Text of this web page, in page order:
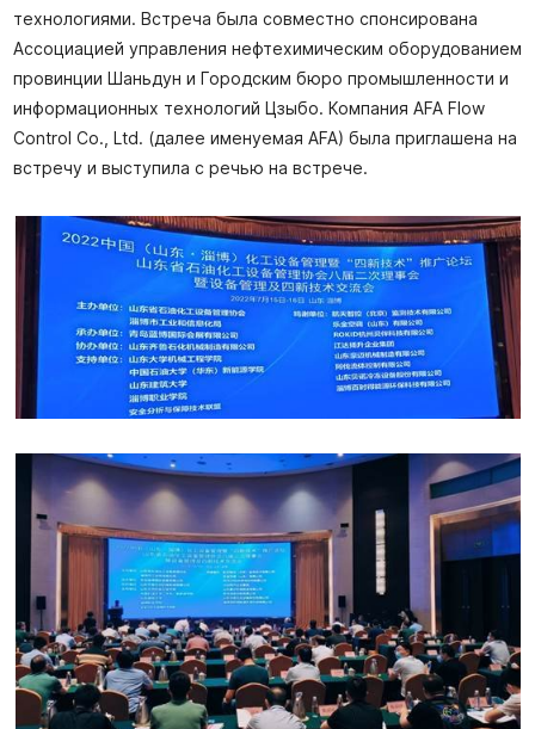
технологиями. Встреча была совместно спонсирована
Ассоциацией управления нефтехимическим оборудованием
провинции Шаньдун и Городским бюро промышленности и
информационных технологий Цзыбо. Компания AFA Flow
Control Co., Ltd. (далее именуемая AFA) была приглашена на
встречу и выступила с речью на встрече.